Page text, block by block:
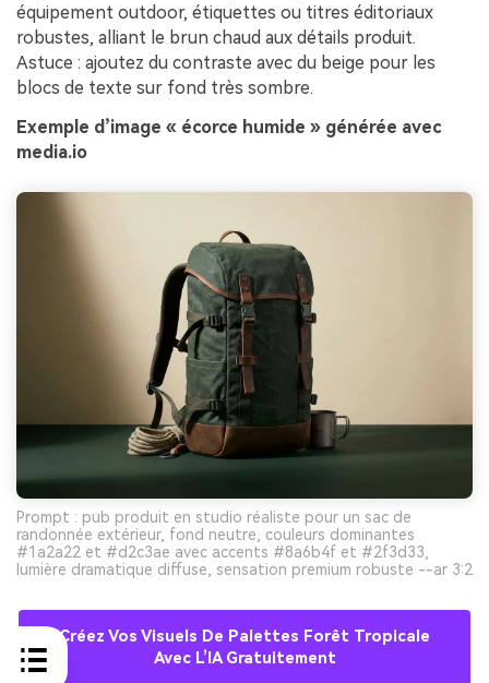
équipement outdoor, étiquettes ou titres éditoriaux
robustes, alliant le brun chaud aux détails produit.
Astuce : ajoutez du contraste avec du beige pour les
blocs de texte sur fond très sombre.
Exemple d’image « écorce humide » générée avec
media.io
Prompt : pub produit en studio réaliste pour un sac de
randonnée extérieur, fond neutre, couleurs dominantes
#1a2a22 et #d2c3ae avec accents #8a6b4f et #2f3d33,
lumière dramatique diffuse, sensation premium robuste --ar 3:2
Créez Vos Visuels De Palettes Forêt Tropicale
Avec L’IA Gratuitement